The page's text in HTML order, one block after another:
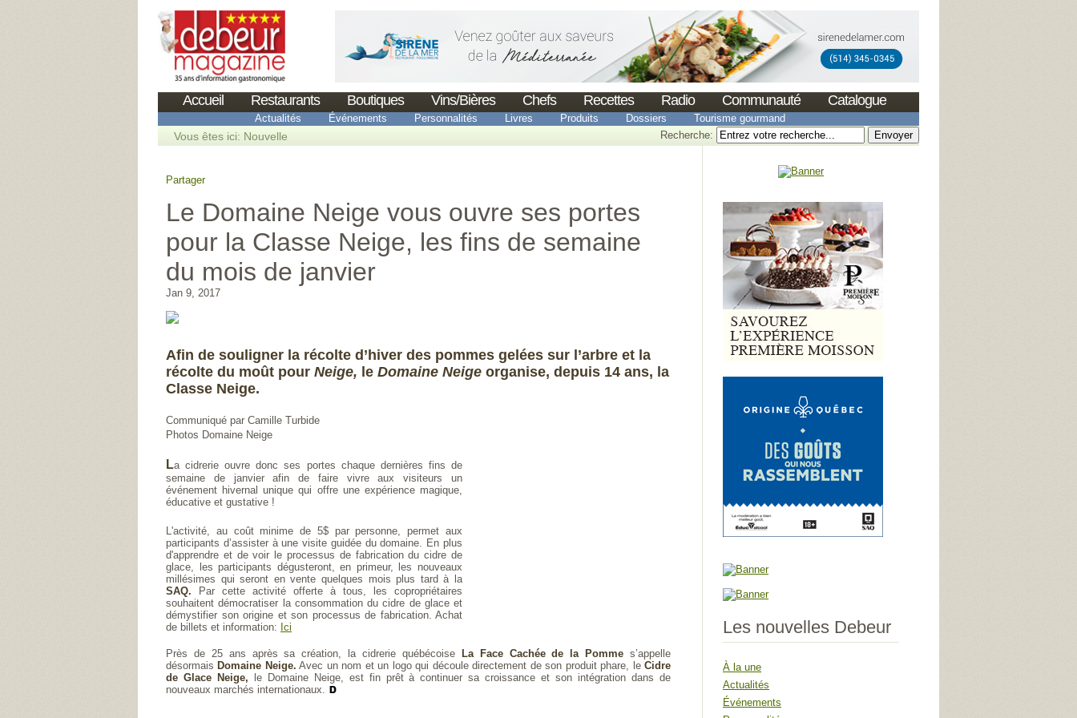
Accueil Restaurants Boutiques Vins/Bières Chefs Recettes Radio Communauté Catalogue
Actualités Événements Personnalités Livres Produits Dossiers Tourisme gourmand
Vous êtes ici: Nouvelle Recherche:
Partager
Le Domaine Neige vous ouvre ses portes
pour la Classe Neige, les fins de semaine
du mois de janvier
Jan 9, 2017
Afin de souligner la récolte d’hiver des pommes gelées sur l’arbre et la
récolte du moût pour Neige, le Domaine Neige organise, depuis 14 ans, la
Classe Neige.
Communiqué par Camille Turbide
Photos Domaine Neige
La cidrerie ouvre donc ses portes chaque dernières fins de
semaine de janvier afin de faire vivre aux visiteurs un
événement hivernal unique qui offre une expérience magique,
éducative et gustative !
L'activité, au coût minime de 5$ par personne, permet aux
participants d’assister à une visite guidée du domaine. En plus
d'apprendre et de voir le processus de fabrication du cidre de
glace, les participants dégusteront, en primeur, les nouveaux
millésimes qui seront en vente quelques mois plus tard à la
SAQ. Par cette activité offerte à tous, les copropriétaires
souhaitent démocratiser la consommation du cidre de glace et
démystifier son origine et son processus de fabrication. Achat
de billets et information: Ici
Près de 25 ans après sa création, la cidrerie québécoise La Face Cachée de la Pomme s’appelle
désormais Domaine Neige. Avec un nom et un logo qui découle directement de son produit phare, leCidre
de Glace Neige, le Domaine Neige, est fin prêt à continuer sa croissance et son intégration dans de
nouveaux marchés internationaux.
Les nouvelles Debeur
À la une
Actualités
Événements